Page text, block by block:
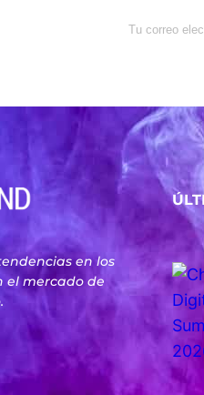
en los
el mercado de